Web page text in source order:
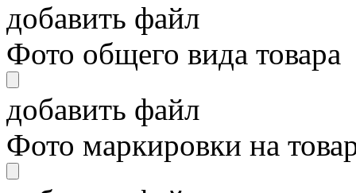
добавить файл
Фото общего вида товара
добавить файл
Фото маркировки на